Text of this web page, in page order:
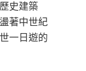
史建築
著中世紀
一日遊的